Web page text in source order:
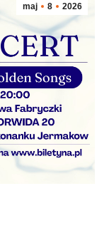
maj 8 2026